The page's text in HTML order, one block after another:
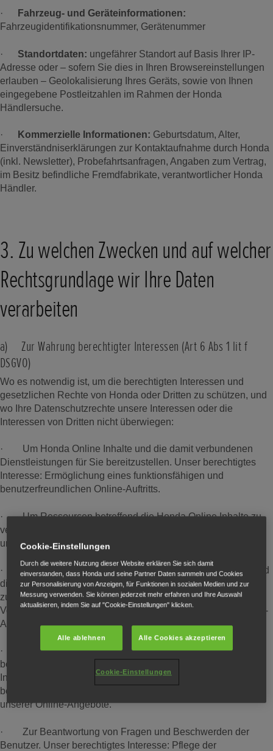
·
Fahrzeug- und Geräteinformationen:
Fahrzeugidentifikationsnummer, Gerätenummer
· Standortdaten: ungefährer Standort auf Basis Ihrer IP-
Adresse oder – sofern Sie dies in Ihren Browsereinstellungen
erlauben – Geolokalisierung Ihres Geräts, sowie von Ihnen
eingegebene Postleitzahlen im Rahmen der Honda
Händlersuche.
· Kommerzielle Informationen: Geburtsdatum, Alter,
Einverständniserklärungen zur Kontaktaufnahme durch Honda
(inkl. Newsletter), Probefahrtsanfragen, Angaben zum Vertrag,
im Besitz befindliche Fremdfabrikate, verantwortlicher Honda
Händler.
3. Zu welchen Zwecken und auf welcher
Rechtsgrundlage wir Ihre Daten
verarbeiten
a) Zur Wahrung berechtigter Interessen (Art 6 Abs 1 lit f
DSGVO)
Wo es notwendig ist, um die berechtigten Interessen und
gesetzlichen Rechte von Honda oder Dritten zu schützen, und
wo Ihre Datenschutzrechte unsere Interessen oder die
Interessen von Dritten nicht überwiegen:
· Um Honda Online Inhalte und die damit verbundenen
Dienstleistungen für Sie bereitzustellen. Unser berechtigtes
Interesse: Ermöglichung eines funktionsfähigen und
benutzerfreundlichen Online-Auftritts.
· Um Ressourcen betreffend die Honda Online Inhalte zu
verwalten. Unser berechtigtes Interesse: effiziente Verwaltung
und Aufrechterhaltung unserer IT-Infrastruktur.
· Um es uns zu ermöglichen, die Honda Online Inhalte und
die Honda Produkte und Dienstleistungen zu verbessern und
zu optimieren. Unser berechtigtes Interesse: kontinuierliche
Verbesserung unserer Produkte, Dienstleistungen und Online-
Angebote.
· Um zu verstehen, welche Teile der Honda Online Inhalte
beliebt sind bzw. am häufigsten genutzt werden oder welche
Inhalte geändert oder aktualisiert werden müssen. Unser
berechtigtes Interesse: bedarfsgerechte Weiterentwicklung
unserer Online-Angebote.
· Zur Beantwortung von Fragen und Beschwerden der
Benutzer. Unser berechtigtes Interesse: Pflege der
Cookie-Einstellungen
Durch die weitere Nutzung dieser Website erklären Sie sich damit
einverstanden, dass Honda und seine Partner Daten sammeln und Cookies
zur Personalisierung von Anzeigen, für Funktionen in sozialen Medien und zur
Messung verwenden. Sie können jederzeit mehr erfahren und Ihre Auswahl
aktualisieren, indem Sie auf "Cookie-Einstellungen" klicken.
Alle ablehnen Alle Cookies akzeptieren
Cookie-Einstellungen